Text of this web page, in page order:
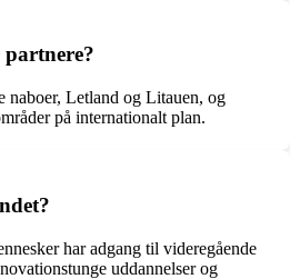
naboer, Letland og Litauen, og
på internationalt plan.
har adgang til videregående
uddannelser og